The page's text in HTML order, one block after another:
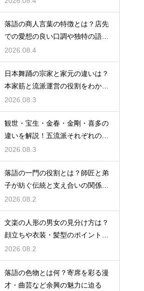
落語の商人言葉の特徴とは？店先
での愛想の良い口調や独特の語尾
など、その言い回しの特徴を解説
2026.08.4
日本舞踊の宗家と家元の違いは？
本家筋と流派運営の役割をわかり
やすく解説
2026.08.3
観世・宝生・金春・金剛・喜多の
違いを解説！五流派それぞれの成
り立ちと芸風の特徴に迫る
2026.08.3
落語の一門の役割とは？師匠と弟
子が紡ぐ伝統と支え合いの関係を
解説
2026.08.2
文楽の人形の男女の見分け方は？
顔立ちや衣装・髪型のポイントか
ら男性役・女性役を解説
2026.08.2
落語の色物とは何？寄席を彩る漫
才・曲芸など余興の魅力に迫る